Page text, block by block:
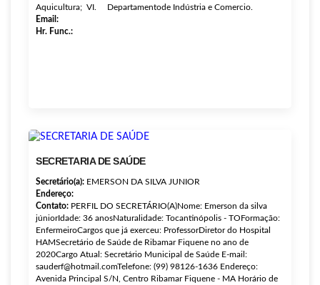
Aquicultura; VI. Departamentode Indústria e Comercio.
Email:
Hr. Func.:
SECRETARIA DE SAÚDE
Secretário(a): EMERSON DA SILVA JUNIOR
Endereço:
Contato: PERFIL DO SECRETÁRIO(A)Nome: Emerson da silva
júniorIdade: 36 anosNaturalidade: Tocantinópolis - TOFormação:
EnfermeiroCargos que já exerceu: ProfessorDiretor do Hospital
HAMSecretário de Saúde de Ribamar Fiquene no ano de
2020Cargo Atual: Secretário Municipal de Saúde E-mail:
sauderf@hotmail.comTelefone: (99) 98126-1636 Endereço:
Avenida Principal S/N, Centro Ribamar Fiquene - MA Horário de